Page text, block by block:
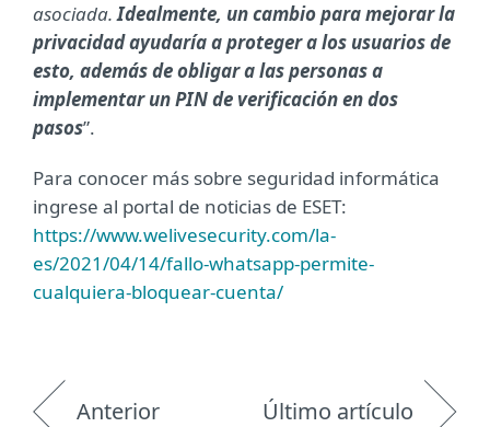
asociada.Idealmente, un cambio para mejorar la
privacidad ayudaría a proteger a los usuarios de
esto, además de obligar a las personas a
implementar un PIN de verificación en dos
pasos”.
Para conocer más sobre seguridad informática
ingrese al portal de noticias de ESET:
https://www.welivesecurity.com/la-
es/2021/04/14/fallo-whatsapp-permite-
cualquiera-bloquear-cuenta/
Anterior Último artículo